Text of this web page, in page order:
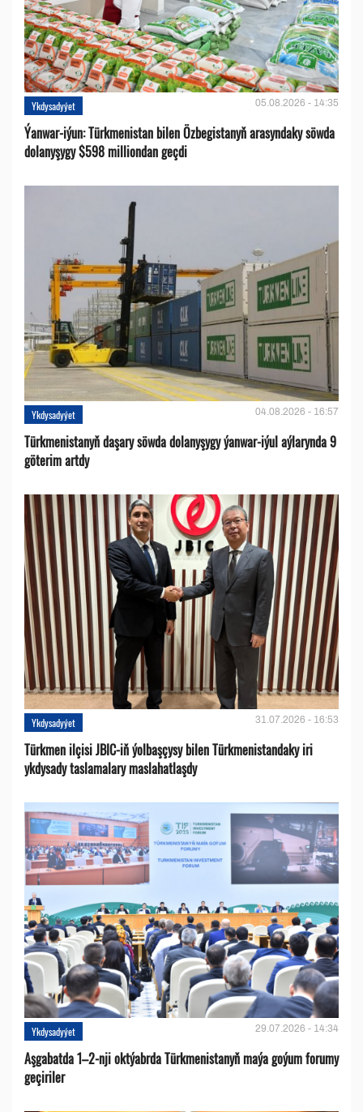
Ykdysadyýet 05.08.2026 - 14:35
Ýanwar-iýun: Türkmenistan bilen Özbegistanyň arasyndaky söwda
dolanyşygy $598 milliondan geçdi
Ykdysadyýet 04.08.2026 - 16:57
Türkmenistanyň daşary söwda dolanyşygy ýanwar-iýul aýlarynda 9
göterim artdy
Ykdysadyýet 31.07.2026 - 16:53
Türkmen ilçisi JBIC-iň ýolbaşçysy bilen Türkmenistandaky iri
ykdysady taslamalary maslahatlaşdy
Ykdysadyýet 29.07.2026 - 14:34
Aşgabatda 1–2-nji oktýabrda Türkmenistanyň maýa goýum forumy
geçiriler